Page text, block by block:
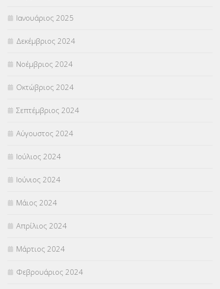
Ιανουάριος 2025
Δεκέμβριος 2024
Νοέμβριος 2024
Οκτώβριος 2024
Σεπτέμβριος 2024
Αύγουστος 2024
Ιούλιος 2024
Ιούνιος 2024
Μάιος 2024
Απρίλιος 2024
Μάρτιος 2024
Φεβρουάριος 2024